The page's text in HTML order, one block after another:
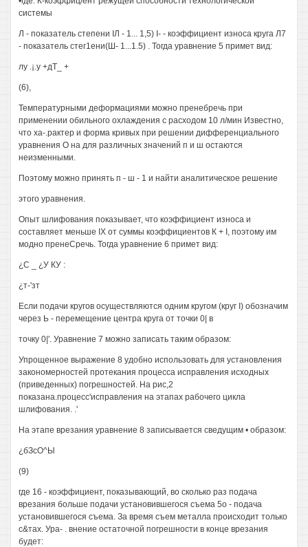
системы
Л - показатель степени IЛ - 1... 1,5) I- - коэффициент износа круга Л7
- показатель стег1ени(Ш- 1...1.5) . Тогда уравнение 5 примет вид:
лу .¡.у +дТ_ +
(6),
Температурными деформациями можно пренебречь при
применении обильного охлаждения с расходом 10 л/мин Известно,
что ха-.рактер и форма кривых при решении дифференциального
уравнения О на для различных значений п и ш остаются
неизменными.
Поэтому можно принять п - ш - 1 и найти аналитическое решение
этого уравнения.
Опыт шлифования показывает, что коэффициент износа и
составляет меньше IX от суммы коэффициентов К + I, поэтому им
модно пренеСречь. Тогда уравнение 6 примет вид:
¿С _ ¿У КУ :
¿т-'зт
Если подачи кругов осуществляются одним кругом (круг I) обозначим
через Ь - перемещение центра круга от точки 0| в
точку 0|'. Уравнение 7 можно записать таким образом:
Упрощенное выражение 8 удобно использовать для установления
закономерностей протекания процесса исправления исходных
(приведенных) погрешностей. На рис,2
показана.процесс'исправления на этапах рабочего цикла
шлифования. .'
На этапе врезания уравнение 8 записывается сведущим • образом:
¿бЗсО^Ы
(9)
где 16 - коэффициент, показывающий, во сколько раз подача
врезания больше подачи установившегося съема 5о - подача
установившегося съема. За время съем металла происходит только
с&тах. Ура- . внение остаточной погрешности в конце врезания
будет: